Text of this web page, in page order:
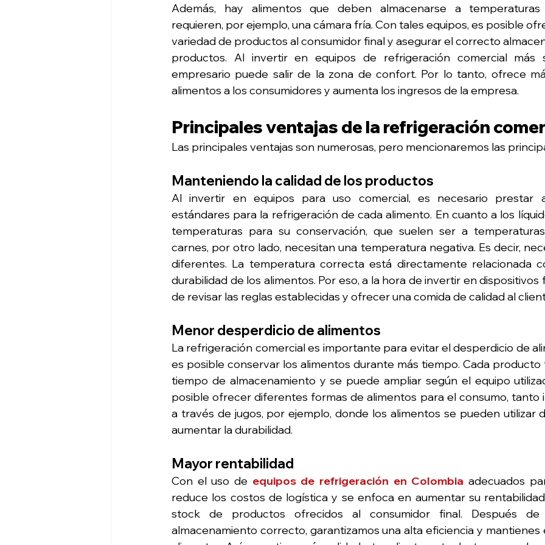
Además, hay alimentos que deben almacenarse a
requieren, por ejemplo, una cámara fría. Con tales equipos, es posible
variedad de productos al consumidor final y asegurar el correcto
productos. Al invertir en equipos de refrigeración comercial más
empresario puede salir de la zona de confort. Por lo tanto, ofrece
alimentos a los consumidores y aumenta los ingresos de la empresa.
Principales ventajas de la refrigeración
Las principales ventajas son numerosas, pero mencionaremos las
Manteniendo la calidad de los productos
Al invertir en equipos para uso comercial, es necesario prestar
estándares para la refrigeración de cada alimento. En cuanto a los
temperaturas para su conservación, que suelen ser a
carnes, por otro lado, necesitan una temperatura negativa. Es decir,
diferentes. La temperatura correcta está directamente relacionada
durabilidad de los alimentos. Por eso, a la hora de invertir en dispositivos
de revisar las reglas establecidas y ofrecer una comida de calidad al
Menor desperdicio de alimentos
La refrigeración comercial es importante para evitar el desperdicio de
es posible conservar los alimentos durante más tiempo. Cada
tiempo de almacenamiento y se puede ampliar según el equipo
posible ofrecer diferentes formas de alimentos para el consumo, tanto
a través de jugos, por ejemplo, donde los alimentos se pueden utilizar
aumentar la durabilidad.
Mayor rentabilidad
Con el uso de equipos de refrigeración en Colombia adecuados
reduce los costos de logística y se enfoca en aumentar su
stock de productos ofrecidos al consumidor final. Después
almacenamiento correcto, garantizamos una alta eficiencia y mantienes